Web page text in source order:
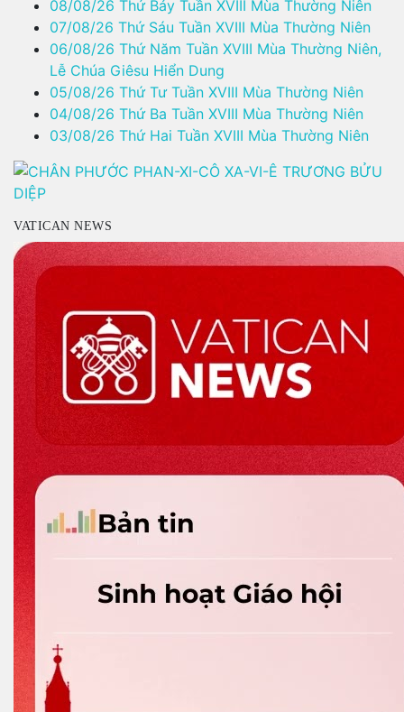
08/08/26 Thứ Bảy Tuần XVIII Mùa Thường Niên
07/08/26 Thứ Sáu Tuần XVIII Mùa Thường Niên
06/08/26 Thứ Năm Tuần XVIII Mùa Thường Niên,
Lễ Chúa Giêsu Hiển Dung
05/08/26 Thứ Tư Tuần XVIII Mùa Thường Niên
04/08/26 Thứ Ba Tuần XVIII Mùa Thường Niên
03/08/26 Thứ Hai Tuần XVIII Mùa Thường Niên
VATICAN NEWS